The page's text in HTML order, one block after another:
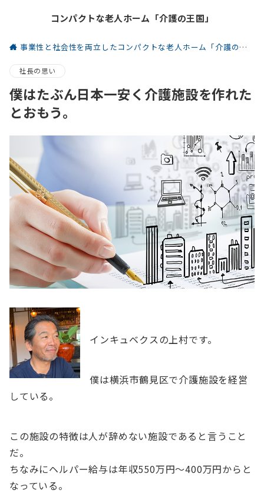
コンパクトな老人ホーム「介護の王国」
事業性と社会性を両立したコンパクトな老人ホーム「介護の王国」
社長の思い
僕はたぶん日本一安く介護施設を作れた
とおもう。
インキュベクスの上村です。
僕は横浜市鶴見区で介護施設を経営
している。
この施設の特徴は人が辞めない施設であると言うこと
だ。
ちなみにヘルパー給与は年収550万円〜400万円からと
なっている。